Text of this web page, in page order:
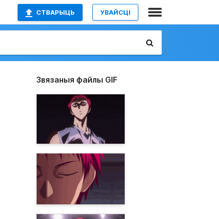
СТВАРЫЦЬ УВАЙСЦІ
Звязаныя файлы GIF